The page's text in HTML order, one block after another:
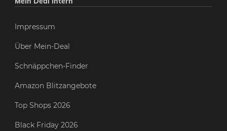
Impressum
Über Mein-Deal
Schnäppchen-Finder
Amazon Blitzangebote
Top Shops 2026
Black Friday 2026